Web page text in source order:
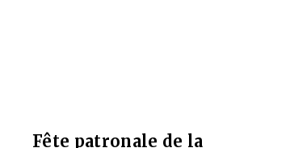
Fête patronale de la